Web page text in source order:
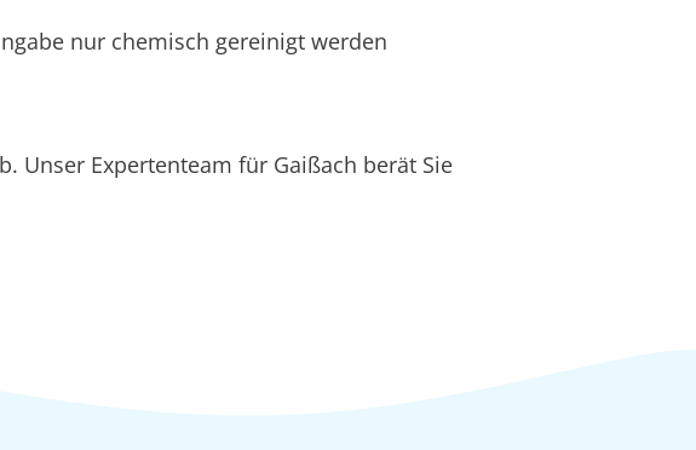
nur chemisch gereinigt werden
Unser Expertenteam für Gaißach berät Sie